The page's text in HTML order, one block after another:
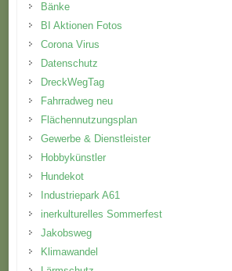
Bänke
BI Aktionen Fotos
Corona Virus
Datenschutz
DreckWegTag
Fahrradweg neu
Flächennutzungsplan
Gewerbe & Dienstleister
Hobbykünstler
Hundekot
Industriepark A61
inerkulturelles Sommerfest
Jakobsweg
Klimawandel